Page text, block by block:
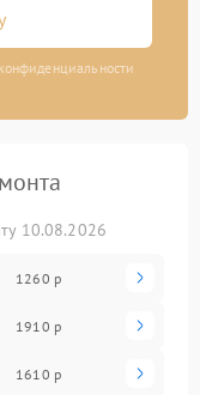
10.08.2026
1260 р
1910 р
1610 р